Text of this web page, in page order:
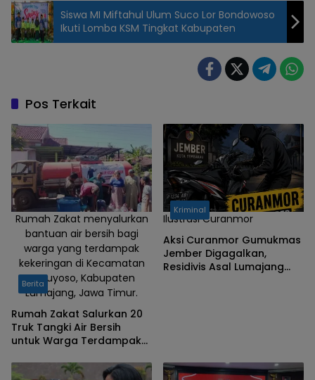
Siswa MI Miftahul Ulum Suco Lor Bondowoso
Ikuti Lomba KSM Tingkat Kabupaten
Pos Terkait
Rumah Zakat menyalurkan
bantuan air bersih bagi
warga yang terdampak
kekeringan di Kecamatan
Ranuyoso, Kabupaten
Lumajang, Jawa Timur.
Berita
Rumah Zakat Salurkan 20
Truk Tangki Air Bersih
untuk Warga Terdampak
Ilustrasi Curanmor
Kriminal
Aksi Curanmor Gumukmas
Jember Digagalkan,
Residivis Asal Lumajang